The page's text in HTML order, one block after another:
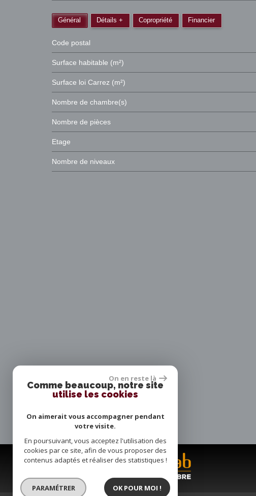
Général Détails + Copropriété Financier
Code postal
Surface habitable (m²)
Surface loi Carrez (m²)
Nombre de chambre(s)
Nombre de pièces
Etage
Nombre de niveaux
On en reste là
Comme beaucoup, notre site
utilise les cookies
On aimerait vous accompagner pendant
votre visite.
En poursuivant, vous acceptez l'utilisation des
cookies par ce site, afin de vous proposer des
contenus adaptés et réaliser des statistiques !
PARAMÉTRER OK POUR MOI !